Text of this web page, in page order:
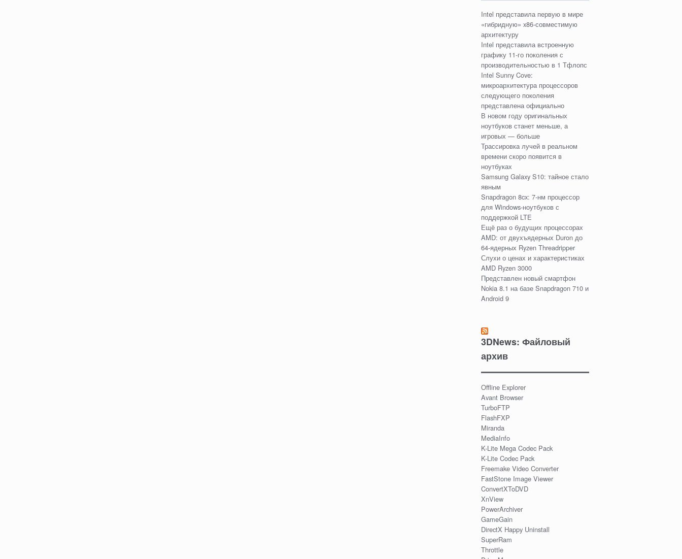
Intel представила первую в мире
«гибридную» x86-совместимую
архитектуру
Intel представила встроенную
графику 11-го поколения с
производительностью в 1 Тфлопс
Intel Sunny Cove:
микроархитектура процессоров
следующего поколения
представлена официально
В новом году оригинальных
ноутбуков станет меньше, а
игровых — больше
Трассировка лучей в реальном
времени скоро появится в
ноутбуках
Samsung Galaxy S10: тайное стало
явным
Snapdragon 8cx: 7-нм процессор
для Windows-ноутбуков с
поддержкой LTE
Ещё раз о будущих процессорах
AMD: от двухъядерных Duron до
64-ядерных Ryzen Threadripper
Слухи о ценах и характеристиках
AMD Ryzen 3000
Представлен новый смартфон
Nokia 8.1 на базе Snapdragon 710 и
Android 9
3DNews: Файловый
архив
Offline Explorer
Avant Browser
TurboFTP
FlashFXP
Miranda
MediaInfo
K-Lite Mega Codec Pack
K-Lite Codec Pack
Freemake Video Converter
FastStone Image Viewer
ConvertXToDVD
XnView
PowerArchiver
GameGain
DirectX Happy Uninstall
SuperRam
Throttle